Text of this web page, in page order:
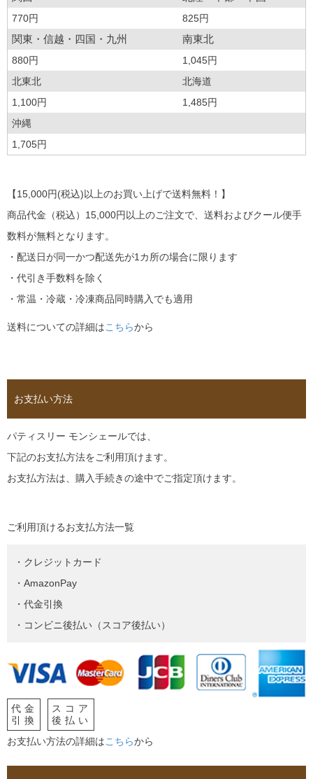
770円 825円
関東・信越・四国・九州 南東北
880円
1,045円
北東北
北海道
1,100円
1,485円
沖縄
1,705円
【15,000円(税込)以上のお買い上げで送料無料！】
商品代金（税込）15,000円以上のご注文で、送料およびクール便手
数料が無料となります。
・配送日が同一かつ配送先が1カ所の場合に限ります
・代引き手数料を除く
・常温・冷蔵・冷凍商品同時購入でも適用
送料についての詳細はこちらから
お支払い方法
パティスリー モンシェールでは、
下記のお支払方法をご利用頂けます。
お支払方法は、購入手続きの途中でご指定頂けます。
ご利用頂けるお支払方法一覧
・クレジットカード
・AmazonPay
・代金引換
・コンビニ後払い（スコア後払い）
代金
引換
スコア
後払い
お支払い方法の詳細はこちらから